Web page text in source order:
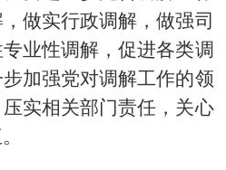
做实行政调解，做强司
业性调解，促进各类调
加强党对调解工作的领
实相关部门责任，关心